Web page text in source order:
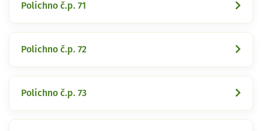
Polichno č.p. 71
Polichno č.p. 72
Polichno č.p. 73